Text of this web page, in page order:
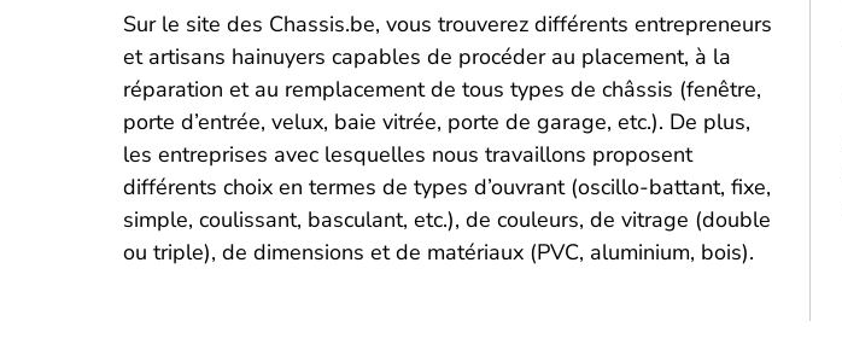
Sur le site des Chassis.be, vous trouverez différents entrepreneurs
et artisans hainuyers capables de procéder au placement, à la
réparation et au remplacement de tous types de châssis (fenêtre,
porte d’entrée, velux, baie vitrée, porte de garage, etc.). De plus,
les entreprises avec lesquelles nous travaillons proposent
différents choix en termes de types d’ouvrant (oscillo-battant, fixe,
simple, coulissant, basculant, etc.), de couleurs, de vitrage (double
ou triple), de dimensions et de matériaux (PVC, aluminium, bois).